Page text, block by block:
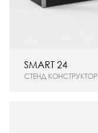
СТЕНД КОНСТРУКТОР
SMART 24